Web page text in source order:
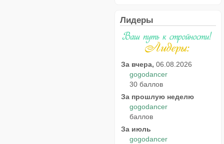
Лидеры
За вчера, 06.08.2026
gogodancer
30 баллов
За прошлую неделю
gogodancer
баллов
За июль
gogodancer